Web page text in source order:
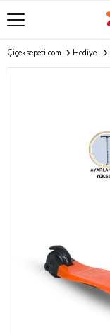
Çiçeksepeti.com Hediye